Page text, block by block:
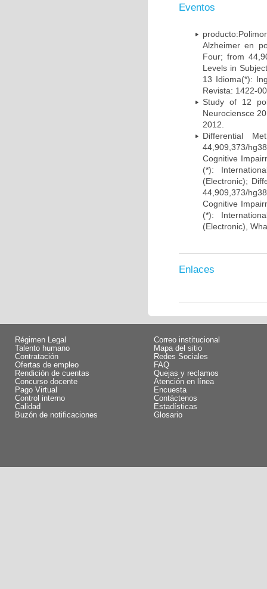
Eventos
Alzheimer en
Four; from
Levels in
13 Idioma(*):
Revista: 1422-
Study of 12
Neurociensce
2012.
Differential
44,909,373/
Cognitive
(*):
(Electronic);
44,909,373/
Cognitive
(*):
(Electronic),
Enlaces
Régimen Legal
Talento humano
Contratación
Ofertas de empleo
Rendición de cuentas
Concurso docente
Pago Virtual
Control interno
Calidad
Buzón de notificaciones
Correo institucional
Mapa del sitio
Redes Sociales
FAQ
Quejas y reclamos
Atención en línea
Encuesta
Contáctenos
Estadísticas
Glosario